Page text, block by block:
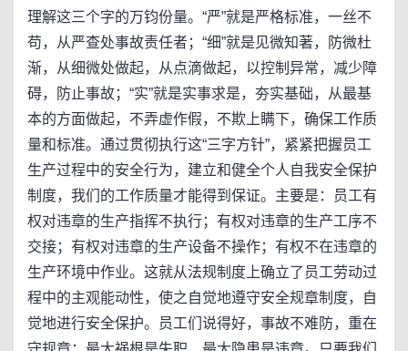
理解这三个字的万钧份量。“严”就是严格标准，一丝不
苟，从严查处事故责任者；“细”就是见微知著，防微杜
渐，从细微处做起，从点滴做起，以控制异常，减少障
碍，防止事故；“实”就是实事求是，夯实基础，从最基
本的方面做起，不弄虚作假，不欺上瞒下，确保工作质
量和标准。通过贯彻执行这“三字方针”，紧紧把握员工
生产过程中的安全行为，建立和健全个人自我安全保护
制度，我们的工作质量才能得到保证。主要是：员工有
权对违章的生产指挥不执行；有权对违章的生产工序不
交接；有权对违章的生产设备不操作；有权不在违章的
生产环境中作业。这就从法规制度上确立了员工劳动过
程中的主观能动性，使之自觉地遵守安全规章制度，自
觉地进行安全保护。员工们说得好，事故不难防，重在